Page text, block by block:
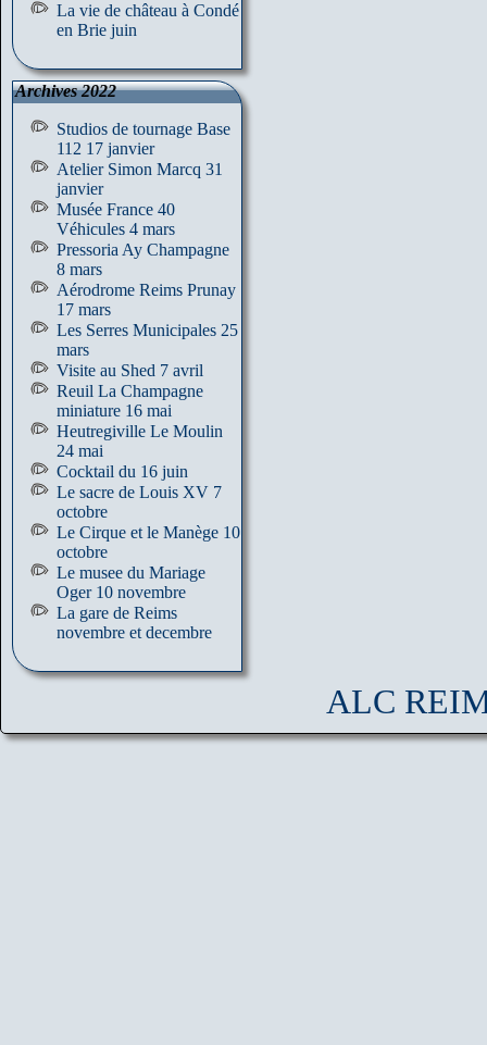
La vie de château à Condé
en Brie juin
Archives 2022
Studios de tournage Base
112 17 janvier
Atelier Simon Marcq 31
janvier
Musée France 40
Véhicules 4 mars
Pressoria Ay Champagne
8 mars
Aérodrome Reims Prunay
17 mars
Les Serres Municipales 25
mars
Visite au Shed 7 avril
Reuil La Champagne
miniature 16 mai
Heutregiville Le Moulin
24 mai
Cocktail du 16 juin
Le sacre de Louis XV 7
octobre
Le Cirque et le Manège 10
octobre
Le musee du Mariage
Oger 10 novembre
La gare de Reims
novembre et decembre
ALC